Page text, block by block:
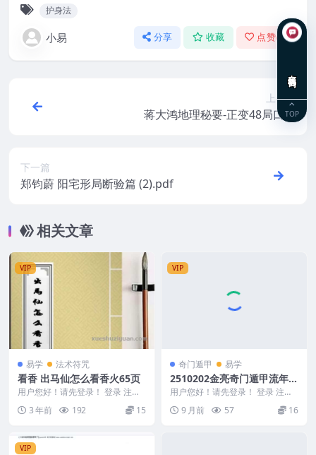
护身法
小易 分享 收藏 点赞( 0)
上一篇
蒋大鸿地理秘要-正变48局口诀
下一篇
郑钧蔚 阳宅形局断验篇 (2).pdf
相关文章
VIP
易学 法术符咒
看香 出马仙怎么看香火65页
用户您好！请先登录！ 登录 注册
出马仙怎么看香火65页 香长短的
意思 香火看法...
3 年前 192 15
VIP
奇门遁甲 易学
2510202金亮奇门遁甲流年财
局、简易择日、家居好运等系
列11集视频Y
用户您好！请先登录！ 登录 注册
金亮奇门遁甲流年财局、简易择
日、家居好运等系列...
9 月前 57 16
VIP
TOP